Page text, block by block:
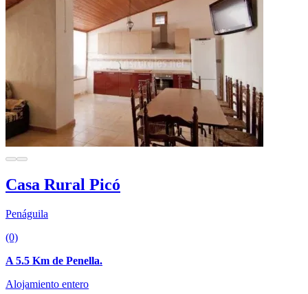
Casa Rural Picó
Penáguila
(0)
A 5.5 Km de Penella.
Alojamiento entero